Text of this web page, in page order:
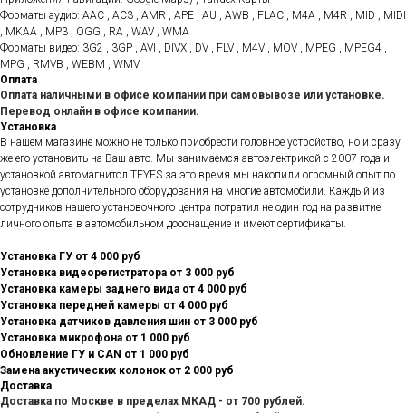
Форматы аудио: AAC , AC3 , AMR , APE , AU , AWB , FLAC , M4A , M4R , MID , MIDI
, MKAA , MP3 , OGG , RA , WAV , WMA
Форматы видео: 3G2 , 3GP , AVI , DIVX , DV , FLV , M4V , MOV , MPEG , MPEG4 ,
MPG , RMVB , WEBM , WMV
Оплата
Оплата наличными в офисе компании при самовывозе или установке.
Перевод онлайн в офисе компании.
Установка
В нашем магазине можно не только приобрести головное устройство, но и сразу
же его установить на Ваш авто. Мы занимаемся автоэлектрикой с 2007 года и
установкой автомагнитол TEYES за это время мы накопили огромный опыт по
установке дополнительного оборудования на многие автомобили. Каждый из
сотрудников нашего установочного центра потратил не один год на развитие
личного опыта в автомобильном дооснащение и имеют сертификаты.
Установка ГУ от 4 000 руб
Установка видеорегистратора от 3 000 руб
Установка камеры заднего вида от 4 000 руб
Установка передней камеры от 4 000 руб
Установка датчиков давления шин от 3 000 руб
Установка микрофона от 1 000 руб
Обновление ГУ и CAN от 1 000 руб
Замена акустических колонок от 2 000 руб
Доставка
Доставка по Москве в пределах МКАД - от 700 рублей.